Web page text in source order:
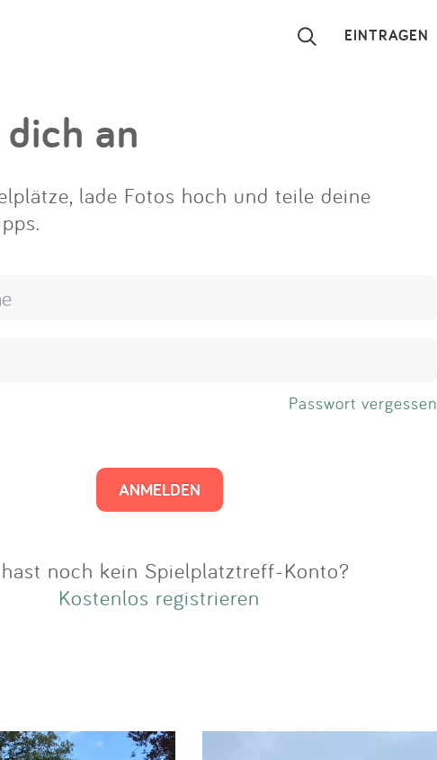
EINTRAGEN
App
Anmelden
an
lade Fotos hoch und teile deine
Passwort vergessen
noch kein Spielplatztreff-Konto?
Kostenlos registrieren